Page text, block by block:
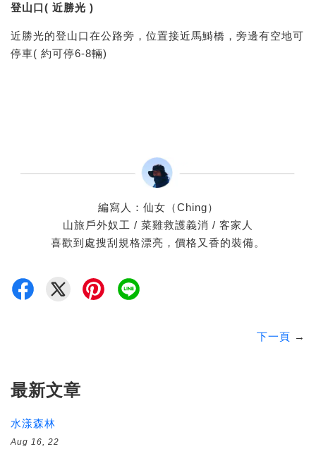
登山口( 近勝光 )
近勝光的登山口在公路旁，位置接近馬鰣橋，旁邊有空地可
停車( 約可停6-8輛)
編寫人：仙女（Ching）
山旅戶外奴工 / 菜雞救護義消 / 客家人
喜歡到處搜刮規格漂亮，價格又香的裝備。
下一頁 →
最新文章
水漾森林
Aug 16, 22